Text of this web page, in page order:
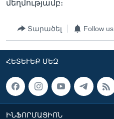
մեղմությամբ։
Տարածել Follow us
ՀԵՏԵՒԵՔ ՄԵԶ
ԻՆՖՈՐՄԱՑԻՈՆ